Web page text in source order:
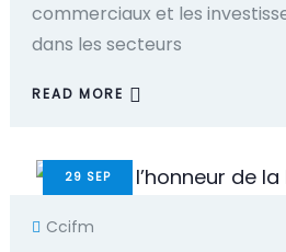
commerciaux et les
dans les secteurs
READ MORE
29 SEP
Ccifm